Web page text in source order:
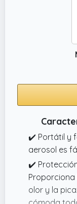
✔️ Portátil y
aerosol es
✔️
Proporciona
olor y la